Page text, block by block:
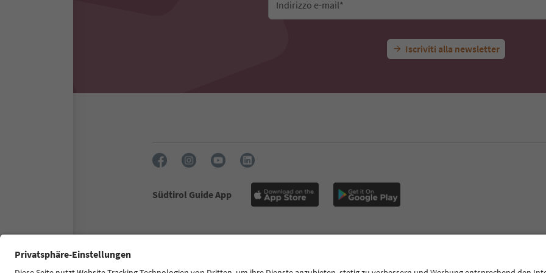
Indirizzo e-mail*
Iscriviti alla newsletter
Südtirol Guide App